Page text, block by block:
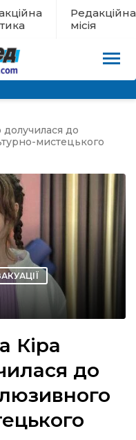
Редакційна
місія
до
мистецького
Кіра
до